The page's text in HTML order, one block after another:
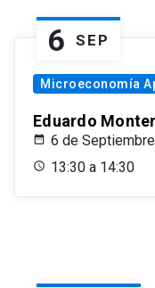
6 SEP
Microeconomía
Eduardo
6 de
13:30 a 14:30